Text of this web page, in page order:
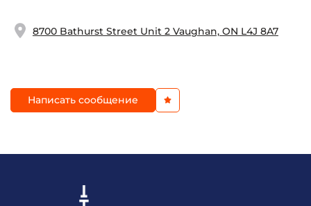
8700 Bathurst Street Unit 2 Vaughan, ON L4J 8A7
Написать сообщение